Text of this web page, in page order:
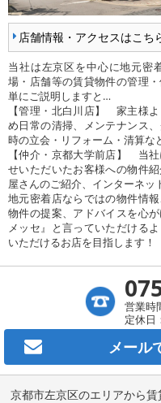
店舗情報・アクセスはこち
当社は左京区を中心に地元密
場・店舗等の賃貸物件の管理
単にご説明しますと…
【管理・北白川店】 家主様
め日常の清掃、メンテナンス
時の立会・リフォーム・清算な
【仲介・京都大学前店】 当
せいただいたお客様への物件
屋さんのご紹介、インターネッ
地元密着店ならではの物件情
物件の提案、アドバイスを心
メッセ』と言っていただける
いただけるお店を目指します！
営業時
定休日
メール
京都市左京区のエリアから